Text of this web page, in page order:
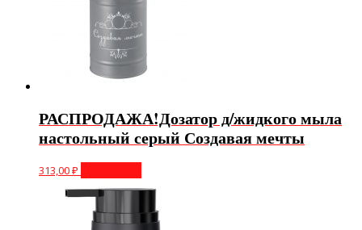
РАСПРОДАЖА!Дозатор д/жидкого мыла
настольный серый Создавая мечты
313,00₽